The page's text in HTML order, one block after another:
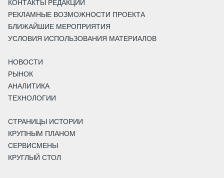
КОНТАКТЫ РЕДАКЦИИ
РЕКЛАМНЫЕ ВОЗМОЖНОСТИ ПРОЕКТА
БЛИЖАЙШИЕ МЕРОПРИЯТИЯ
УСЛОВИЯ ИСПОЛЬЗОВАНИЯ МАТЕРИАЛОВ
НОВОСТИ
РЫНОК
АНАЛИТИКА
ТЕХНОЛОГИИ
СТРАНИЦЫ ИСТОРИИ
КРУПНЫМ ПЛАНОМ
СЕРВИСМЕНЫ
КРУГЛЫЙ СТОЛ